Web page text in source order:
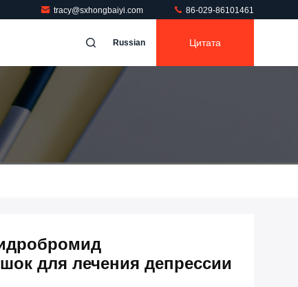
tracy@sxhongbaiyi.com 86-029-86101461
Russian Цитата
для лечения депрессии